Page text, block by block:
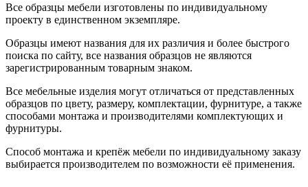
Все образцы мебели изготовлены по индивидуальному
проекту в единственном экземпляре.
Образцы имеют названия для их различия и более быстрого
поиска по сайту, все названия образцов не являются
зарегистрированным товарным знаком.
Все мебельные изделия могут отличаться от представленных
образцов по цвету, размеру, комплектации, фурнитуре, а также
способами монтажа и производителями комплектующих и
фурнитуры.
Способ монтажа и крепёж мебели по индивидуальному заказу
выбирается производителем по возможности её применения.